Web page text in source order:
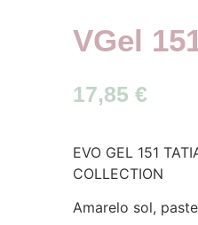
VGel
17,85 €
EVO GEL 151
COLLECTION
Amarelo sol,